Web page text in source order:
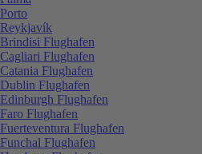
Porto
Reykjavík
Brindisi Flughafen
Cagliari Flughafen
Catania Flughafen
Dublin Flughafen
Edinburgh Flughafen
Faro Flughafen
Fuerteventura Flughafen
Funchal Flughafen